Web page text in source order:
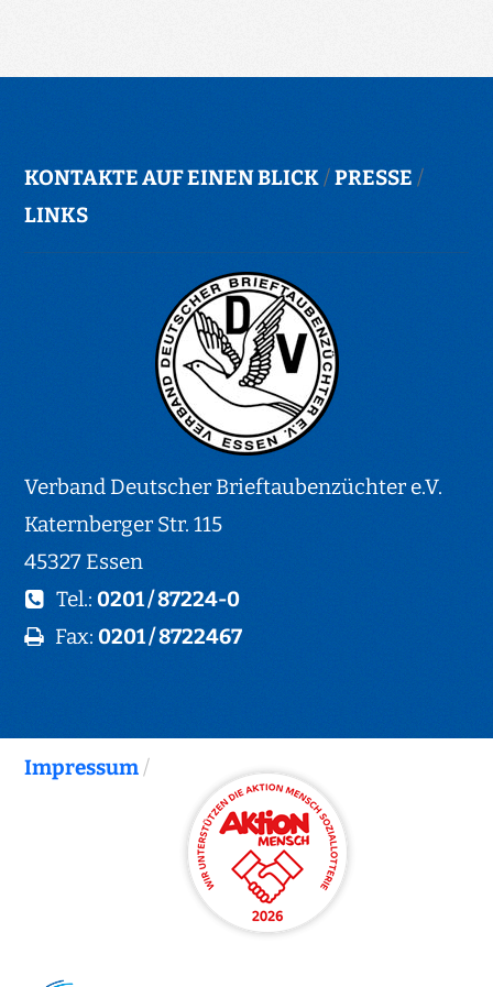
KONTAKTE AUF EINEN BLICK/PRESSE /
LINKS
Verband Deutscher Brieftaubenzüchter e.V.
Katernberger Str. 115
45327 Essen
Tel.:0201 / 87224-0
Fax:0201 / 8722467
Impressum/